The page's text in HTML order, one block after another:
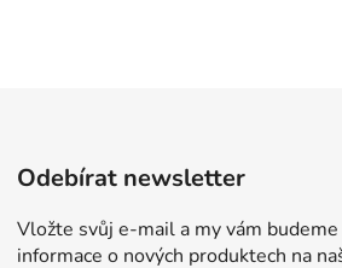
Odebírat newsletter
Vložte svůj e-mail a my vám
informace o nových produktech na